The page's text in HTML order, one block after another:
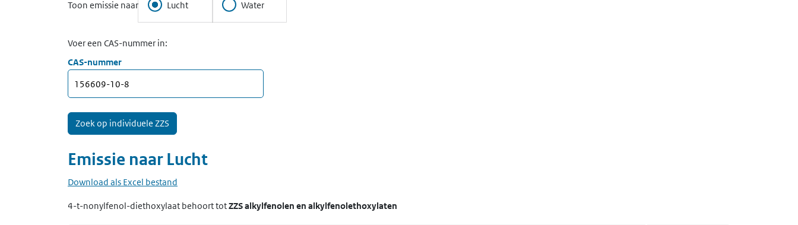
Toon emissie naar Lucht Water
Voer een CAS-nummer in:
CAS-nummer
Emissie naar Lucht
Download als Excel bestand
4-t-nonylfenol-diethoxylaat behoort totZZS alkylfenolen en alkylfenolethoxylaten